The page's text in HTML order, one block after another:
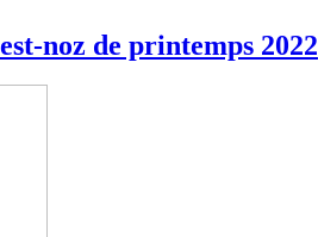
noz de printemps 2022